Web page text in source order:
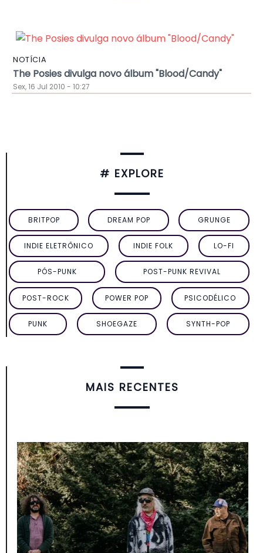
NOTÍCIA
The Posies divulga novo álbum "Blood/Candy"
Sex, 16 Jul 2010 - 10:27
# EXPLORE
BRITPOP DREAM POP GRUNGE
INDIE ELETRÔNICO INDIE FOLK LO-FI
PÓS-PUNK POST-PUNK REVIVAL
POST-ROCK POWER POP PSICODÉLICO
PUNK SHOEGAZE SYNTH-POP
MAIS RECENTES